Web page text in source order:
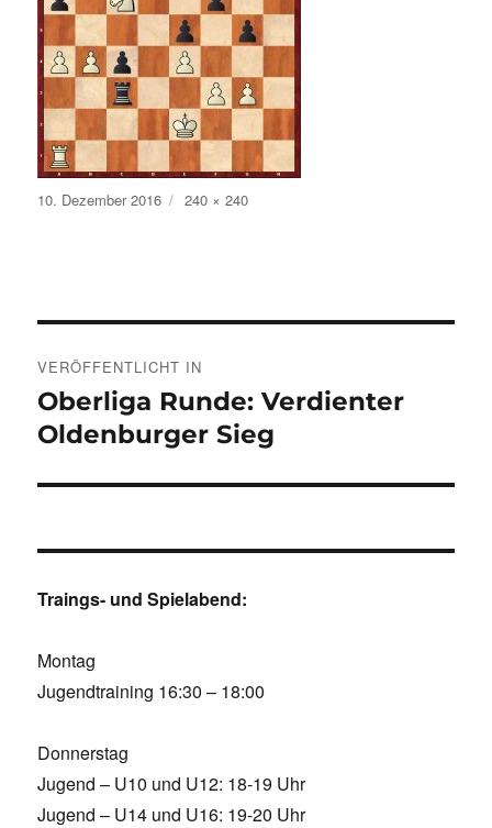
Veröffentlicht
am
10. Dezember 2016 Volle
Größe
240 × 240
VERÖFFENTLICHT IN
Oberliga Runde: Verdienter
Oldenburger Sieg
Traings- und Spielabend:
Montag
Jugendtraining 16:30 – 18:00
Donnerstag
Jugend – U10 und U12: 18-19 Uhr
Jugend – U14 und U16: 19-20 Uhr